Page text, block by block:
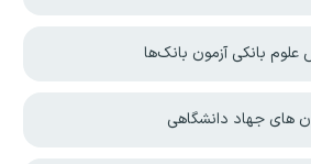
بانکی آزمون‌ بانک‌ها
های جهاد دانشگاهی